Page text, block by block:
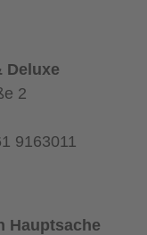
Deluxe
2
9163011
Hauptsache